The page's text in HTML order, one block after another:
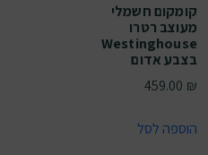
קומקום חשמלי
מעוצב רטרו
Westinghouse
בצבע אדום
459.00 ₪
הוספה לסל